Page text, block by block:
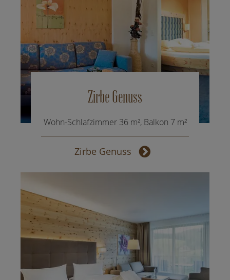
Zirbe Genuss
Wohn-Schlafzimmer 36 m², Balkon 7 m²
Zirbe Genuss